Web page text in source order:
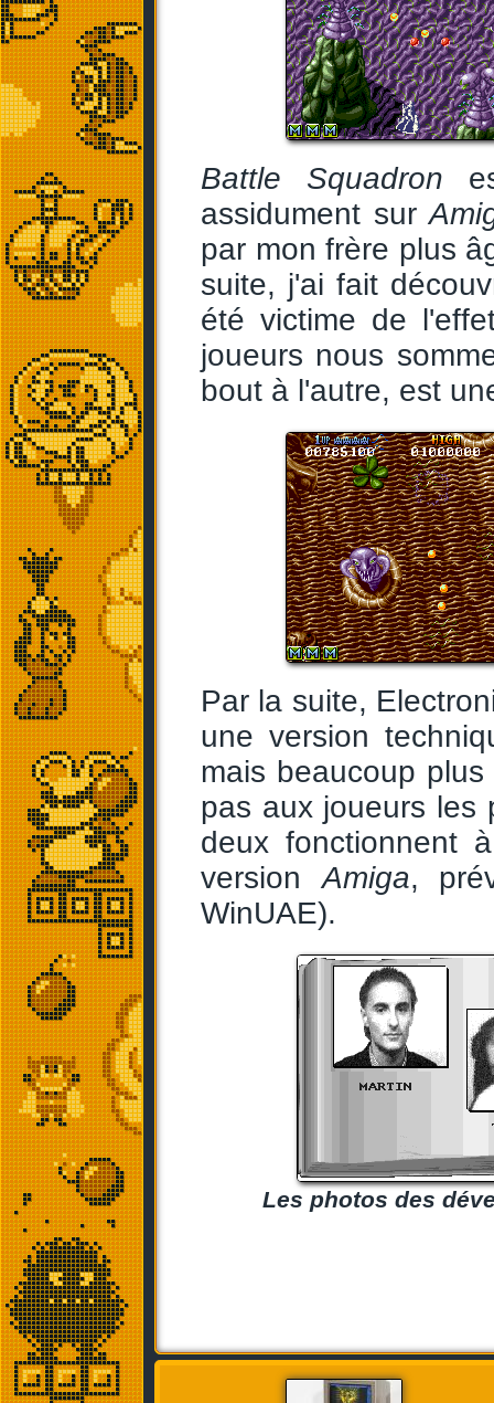
Battle Squadron
assidument sur
par mon frère plus
suite, j'ai fait
été victime de
joueurs nous
bout à l'autre, est
Par la suite,
une version
mais beaucoup
pas aux joueurs les
deux fonctionnent
versionAmiga,
WinUAE).
Les photos des